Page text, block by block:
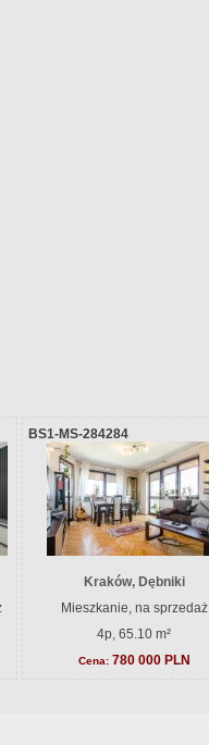
BS1-MS-284284
Kraków, Dębniki
Mieszkanie, na sprzedaż
4p, 65.10 m²
Cena: 780 000 PLN